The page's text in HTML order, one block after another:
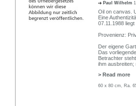
Paul Wilhelm
Oil on canvas.
Eine
07.11.1988 liegt
Provenienz:
Der eigene
Das
Betrachter
ihm
> Read more
60 x 80 cm, Ra.